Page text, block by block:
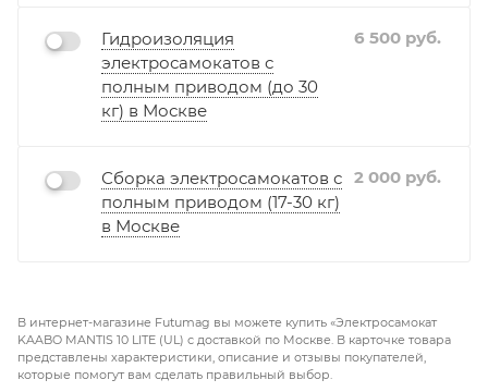
Гидроизоляция
электросамокатов с
полным приводом (до 30
кг) в Москве
6 500 руб.
Сборка электросамокатов с
полным приводом (17-30 кг)
в Москве
2 000 руб.
В интернет-магазине Futumag вы можете купить «Электросамокат
KAABO MANTIS 10 LITE (UL) с доставкой по Москве. В карточке товара
представлены характеристики, описание и отзывы покупателей,
которые помогут вам сделать правильный выбор.